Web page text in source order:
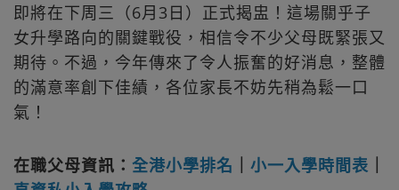
即將在下周三（6月3日）正式揭盅！這場關乎子
女升學路向的關鍵戰役，相信令不少父母既緊張又
期待。不過，今年傳來了令人振奮的好消息，整體
的滿意率創下佳績，各位家長不妨先稍為鬆一口
氣！
在職父母資訊： 全港小學排名 小一入學時間表